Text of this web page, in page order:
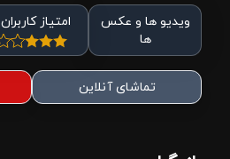
ویدیو ها و عکس
ها
امتیاز کاربران
تماشای آنلاین